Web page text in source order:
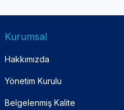
Kurumsal
Hakkımızda
Yönetim Kurulu
Belgelenmiş Kalite